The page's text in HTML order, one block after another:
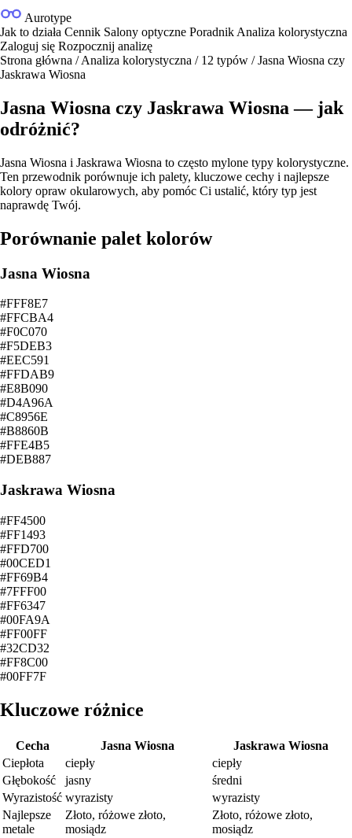
Aurotype
Jak to działa Cennik Salony optyczne Poradnik Analiza kolorystyczna
Zaloguj się Rozpocznij analizę
Strona główna / Analiza kolorystyczna / 12 typów / Jasna Wiosna czy
Jaskrawa Wiosna
Jasna Wiosna czy Jaskrawa Wiosna — jak
odróżnić?
Jasna Wiosna i Jaskrawa Wiosna to często mylone typy kolorystyczne.
Ten przewodnik porównuje ich palety, kluczowe cechy i najlepsze
kolory opraw okularowych, aby pomóc Ci ustalić, który typ jest
naprawdę Twój.
Porównanie palet kolorów
Jasna Wiosna
#FFF8E7
#FFCBA4
#F0C070
#F5DEB3
#EEC591
#FFDAB9
#E8B090
#D4A96A
#C8956E
#B8860B
#FFE4B5
#DEB887
Jaskrawa Wiosna
#FF4500
#FF1493
#FFD700
#00CED1
#FF69B4
#7FFF00
#FF6347
#00FA9A
#FF00FF
#32CD32
#FF8C00
#00FF7F
Kluczowe różnice
Cecha Jasna Wiosna
Jaskrawa Wiosna
Ciepłota
ciepły
ciepły
Głębokość
jasny
średni
Wyrazistość wyrazisty
wyrazisty
Najlepsze
metale
Złoto, różowe złoto,
mosiądz
Złoto, różowe złoto,
mosiądz